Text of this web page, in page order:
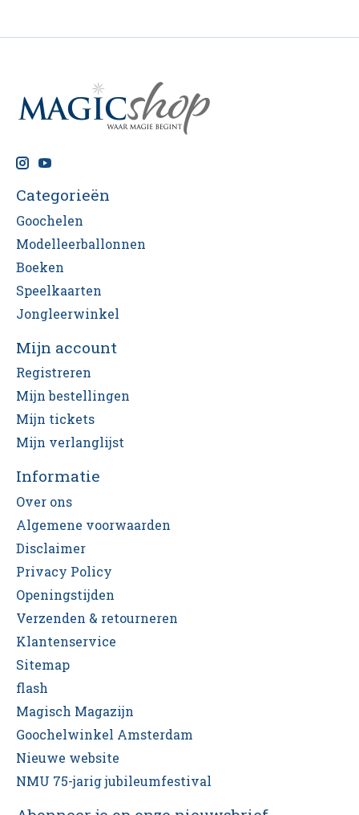
Categorieën
Goochelen
Modelleerballonnen
Boeken
Speelkaarten
Jongleerwinkel
Mijn account
Registreren
Mijn bestellingen
Mijn tickets
Mijn verlanglijst
Informatie
Over ons
Algemene voorwaarden
Disclaimer
Privacy Policy
Openingstijden
Verzenden & retourneren
Klantenservice
Sitemap
flash
Magisch Magazijn
Goochelwinkel Amsterdam
Nieuwe website
NMU 75-jarig jubileumfestival